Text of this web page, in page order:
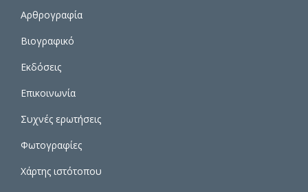
Αρθρογραφία
Βιογραφικό
Εκδόσεις
Επικοινωνία
Συχνές ερωτήσεις
Φωτογραφίες
Χάρτης ιστότοπου